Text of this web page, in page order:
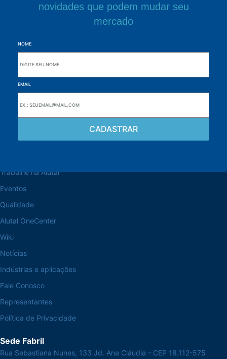
novidades que podem mudar seu
mercado
NOME
EMAIL
Trabalhe na Alutal
Eventos
Qualidade
Alutal OneCenter
Wiki
Notícias
Indústrias e aplicações
Fale Conosco
Representantes
Política de Privacidade
Sede Fabril
Rua Sebastiana Nunes, 133 Jd. Ana Cláudia - CEP 18.112-575